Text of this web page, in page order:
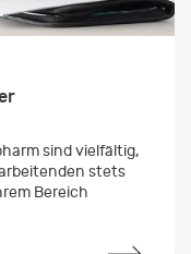
sind vielfältig,
stets
Bereich